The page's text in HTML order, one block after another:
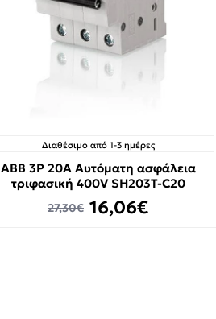
Διαθέσιμο από 1-3 ημέρες
ABB 3P 20A Αυτόματη ασφάλεια
τριφασική 400V SH203T-C20
16,06€
27,30€